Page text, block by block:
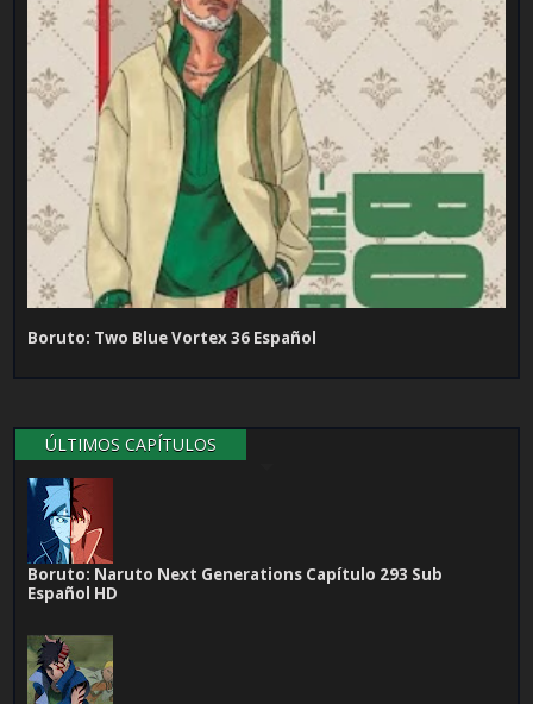
Boruto: Two Blue Vortex 36 Español
ÚLTIMOS CAPÍTULOS
Boruto: Naruto Next Generations Capítulo 293 Sub
Español HD